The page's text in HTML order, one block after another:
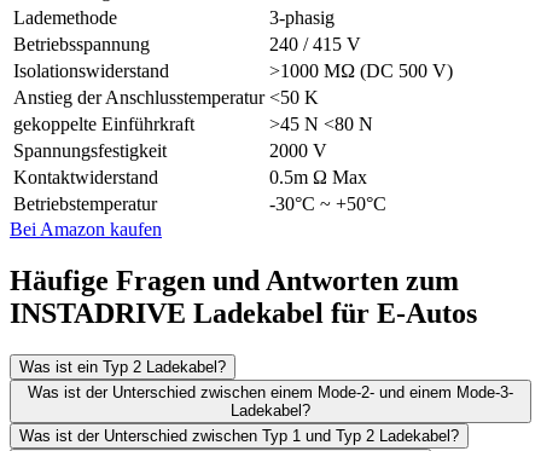
Lademethode
3-phasig
Betriebsspannung
240 / 415 V
Isolationswiderstand
>1000 MΩ (DC 500 V)
Anstieg der Anschlusstemperatur <50 K
gekoppelte Einführkraft
>45 N <80 N
Spannungsfestigkeit
2000 V
Kontaktwiderstand
0.5m Ω Max
Betriebstemperatur
-30°C ~ +50°C
Bei Amazon kaufen
Häufige Fragen und Antworten zum
INSTADRIVE Ladekabel für E-Autos
Was ist ein Typ 2 Ladekabel?
Was ist der Unterschied zwischen einem Mode-2- und einem Mode-3-
Ladekabel?
Was ist der Unterschied zwischen Typ 1 und Typ 2 Ladekabel?